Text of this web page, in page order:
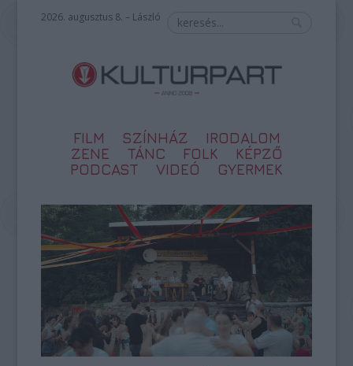
2026. augusztus 8. – László
FILM SZÍNHÁZ
IRODALOM
ZENE
TÁNC FOLK
KÉPZŐ
PODCAST
VIDEÓ GYERMEK